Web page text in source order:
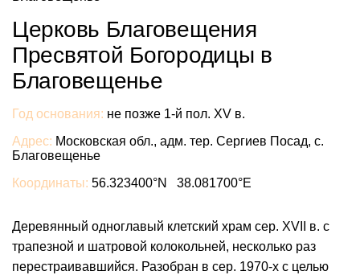
Церковь Благовещения
Пресвятой Богородицы в
Благовещенье
Год основания: не позже 1-й пол. XV в.
Адрес: Московская обл., адм. тер. Сергиев Посад, с.
Благовещенье
Координаты: 56.323400°N 38.081700°E
Деревянный одноглавый клетский храм сер. XVII в. с
трапезной и шатровой колокольней, несколько раз
перестраивавшийся. Разобран в сер. 1970-х с целью